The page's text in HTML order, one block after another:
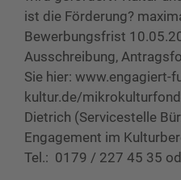
ist die Förderung?
Bewerbungsfrist
Ausschreibung,
Sie hier: www.engagiert-
kultur.de/
Dietrich (Servicestelle
Engagement im
Tel.: 0179 / 227 45 35